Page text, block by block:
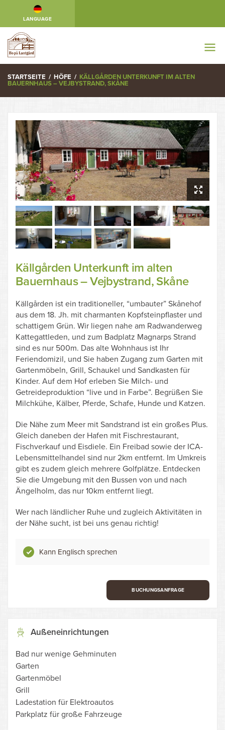
LANGUAGE
STARTSEITE / HÖFE / KÄLLGÅRDEN UNTERKUNFT IM ALTEN
BAUERNHAUS – VEJBYSTRAND, SKÅNE
Källgården Unterkunft im alten
Bauernhaus – Vejbystrand, Skåne
Källgården ist ein traditioneller, “umbauter” Skånehof
aus dem 18. Jh. mit charmanten Kopfsteinpflaster und
schattigem Grün. Wir liegen nahe am Radwanderweg
Kattegattleden, und zum Badplatz Magnarps Strand
sind es nur 500m. Das alte Wohnhaus ist Ihr
Feriendomizil, und Sie haben Zugang zum Garten mit
Gartenmöbeln, Grill, Schaukel und Sandkasten für
Kinder. Auf dem Hof erleben Sie Milch- und
Getreideproduktion “live und in Farbe”. Begrüßen Sie
Milchkühe, Kälber, Pferde, Schafe, Hunde und Katzen.
Die Nähe zum Meer mit Sandstrand ist ein großes Plus.
Gleich daneben der Hafen mit Fischrestaurant,
Fischverkauf und Eisdiele. Ein Freibad sowie der ICA-
Lebensmittelhandel sind nur 2km entfernt. Im Umkreis
gibt es zudem gleich mehrere Golfplätze. Entdecken
Sie die Umgebung mit den Bussen von und nach
Ängelholm, das nur 10km entfernt liegt.
Wer nach ländlicher Ruhe und zugleich Aktivitäten in
der Nähe sucht, ist bei uns genau richtig!
Kann Englisch sprechen
BUCHUNGSANFRAGE
Außeneinrichtungen
Bad nur wenige Gehminuten
Garten
Gartenmöbel
Grill
Ladestation für Elektroautos
Parkplatz für große Fahrzeuge